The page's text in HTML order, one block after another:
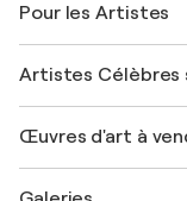
Offrir une carte
Rejoignez notre
Mon compte
+33 1 76 44 06 42
FAQ
Magazine Singulart
Emplois
Découvrez une
Pour les Artistes
Se connecter en
Artistes Célèbres
Marc Chagall
Œuvres d'art à